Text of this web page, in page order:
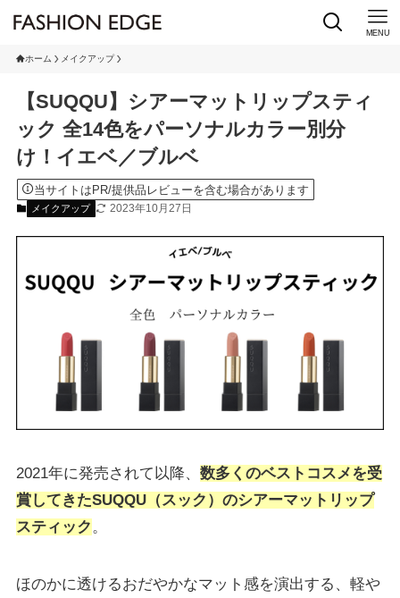
MENU
ホーム メイクアップ
【SUQQU】シアーマットリップスティ
ック 全14色をパーソナルカラー別分
け！イエベ／ブルベ
当サイトはPR/提供品レビューを含む場合があります
メイクアップ 2023年10月27日
2021年に発売されて以降、 数多くのベストコスメを受
賞してきたSUQQU（スック） のシアーマットリップ
スティック 。
ほのかに透けるおだやかなマット感を演出する、軽や